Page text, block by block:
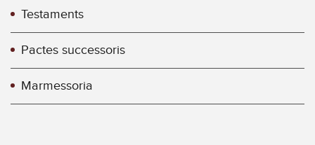
Testaments
Pactes successoris
Marmessoria